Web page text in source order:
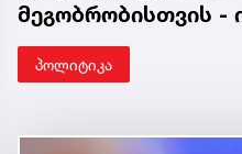
მეგობრობისთვის -
პოლიტიკა